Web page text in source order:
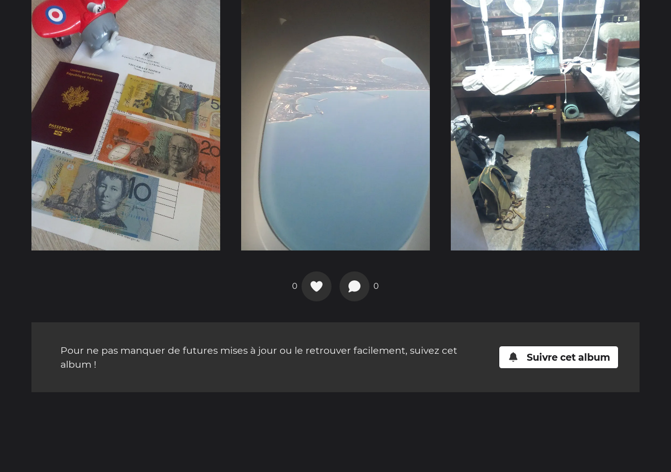
0 0
Pour ne pas manquer de futures mises à jour ou le retrouver facilement, suivez cet
album !
Suivre cet album